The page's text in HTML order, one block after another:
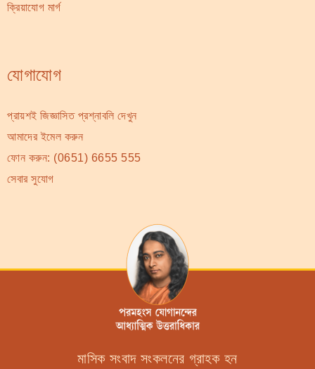
ক্রিয়াযোগ মার্গ
যোগাযোগ
প্রায়শই জিজ্ঞাসিত প্রশ্নাবলি দেখুন
আমাদের ইমেল করুন
ফোন করুন: (0651) 6655 555
সেবার সুযোগ
মাসিক সংবাদ সংকলনের গ্রাহক হন